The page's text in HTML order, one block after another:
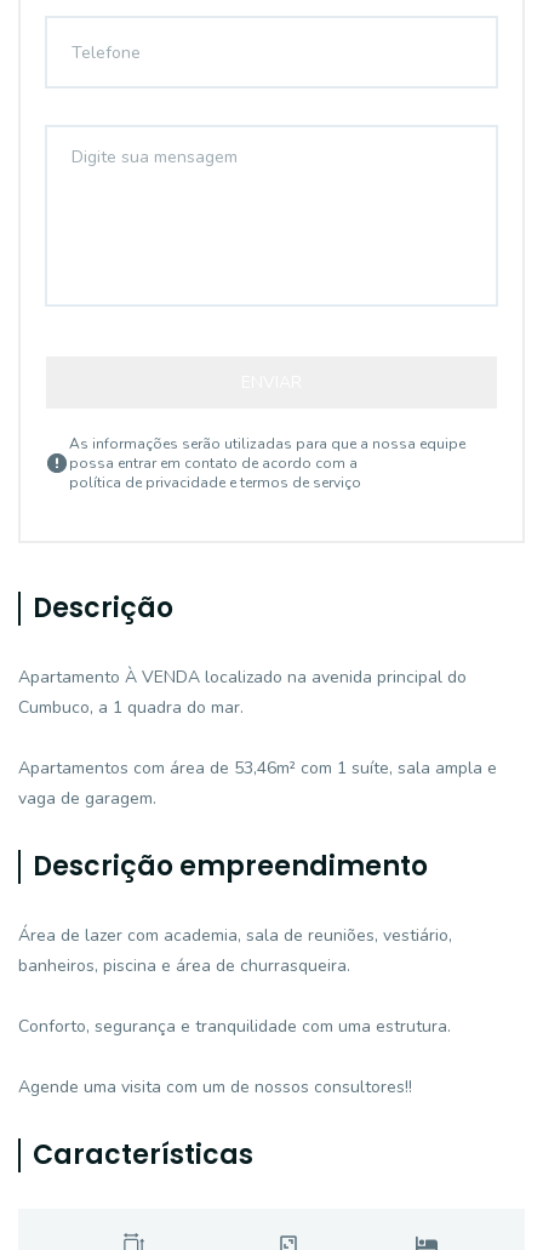
As informações serão utilizadas para que a nossa equipe
possa entrar em contato de acordo com a
política de privacidade e termos de serviço
Descrição
Apartamento À VENDA localizado na avenida principal do
Cumbuco, a 1 quadra do mar.
Apartamentos com área de 53,46m² com 1 suíte, sala ampla e
vaga de garagem.
Descrição empreendimento
Área de lazer com academia, sala de reuniões, vestiário,
banheiros, piscina e área de churrasqueira.
Conforto, segurança e tranquilidade com uma estrutura.
Agende uma visita com um de nossos consultores!!
Características